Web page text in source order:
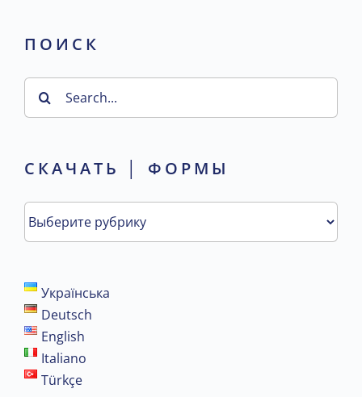
ПОИСК
Search
for:
СКАЧАТЬ │ ФОРМЫ
СКАЧАТЬ
│
Українська
Deutsch
English
Italiano
Türkçe